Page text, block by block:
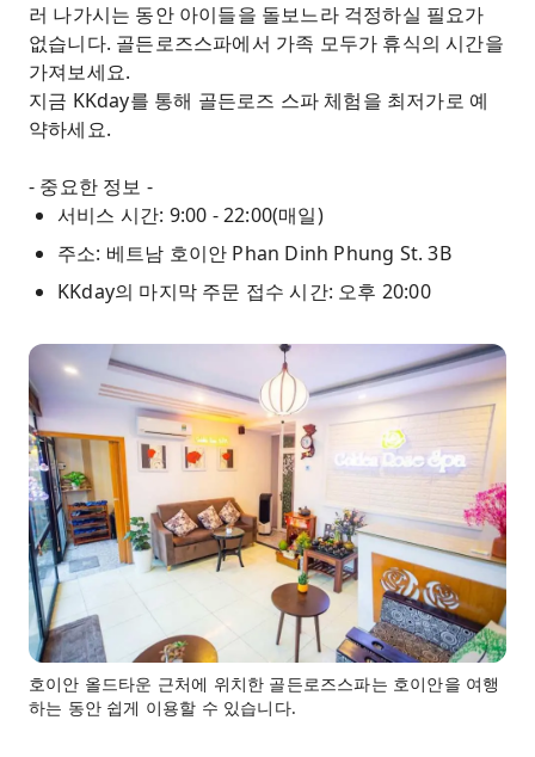
러 나가시는 동안 아이들을 돌보느라 걱정하실 필요가
없습니다. 골든로즈스파에서 가족 모두가 휴식의 시간을
가져보세요.
지금 KKday를 통해 골든로즈 스파 체험을 최저가로 예
약하세요.
- 중요한 정보 -
서비스 시간: 9:00 - 22:00(매일)
주소: 베트남 호이안 Phan Dinh Phung St. 3B
KKday의 마지막 주문 접수 시간: 오후 20:00
호이안 올드타운 근처에 위치한 골든로즈스파는 호이안을 여행
하는 동안 쉽게 이용할 수 있습니다.